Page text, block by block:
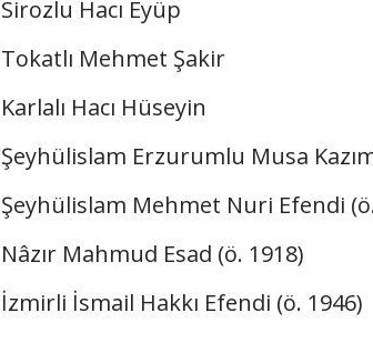
Sirozlu Hacı Eyüp
Tokatlı Mehmet Şakir
Karlalı Hacı Hüseyin
Şeyhülislam Erzurumlu Musa
Şeyhülislam Mehmet Nuri Efendi
Nâzır Mahmud Esad (ö. 1918)
İzmirli İsmail Hakkı Efendi (ö. 1946)